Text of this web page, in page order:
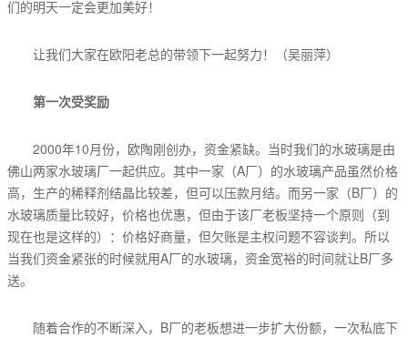
们的明天一定会更加美好！
让我们大家在欧阳老总的带领下一起努力！（吴丽萍）
第一次受奖励
2000年10月份，欧陶刚创办，资金紧缺。当时我们的水玻璃是由
佛山两家水玻璃厂一起供应。其中一家（A厂）的水玻璃产品虽然价格
高，生产的稀释剂结晶比较差，但可以压款月结。而另一家（B厂）的
水玻璃质量比较好，价格也优惠，但由于该厂老板坚持一个原则（到
现在也是这样的）：价格好商量，但欠账是主权问题不容谈判。所以
当我们资金紧张的时候就用A厂的水玻璃，资金宽裕的时间就让B厂多
送。
随着合作的不断深入，B厂的老板想进一步扩大份额，一次私底下